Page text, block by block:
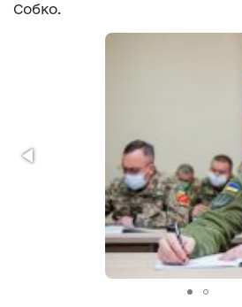
Собко.